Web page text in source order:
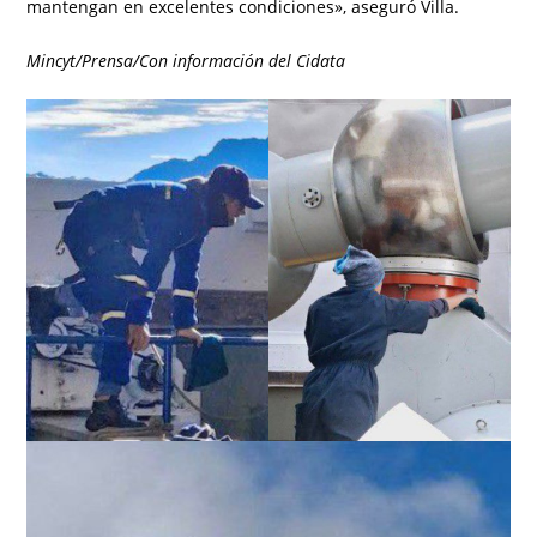
mantengan en excelentes condiciones», aseguró Villa.
Mincyt/Prensa/Con información del Cidata